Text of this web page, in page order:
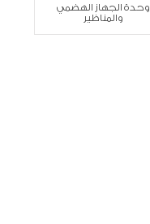
وحدة الجهاز الهضمي
والمناظير